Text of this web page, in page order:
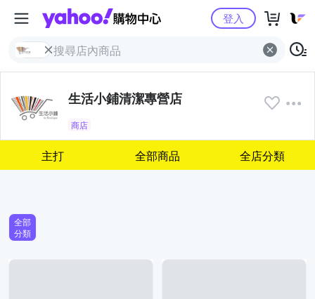
Yahoo購物中心
登入
生活小鋪清潔專營店
商店
主打 全部商品 全店分類
全部
分類